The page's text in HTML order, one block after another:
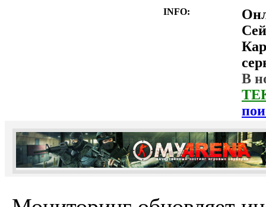
INFO:
В